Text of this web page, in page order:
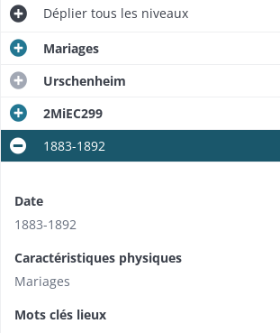
Déplier tous les niveaux
Mariages
Urschenheim
2MiEC299
1883-1892
Date
1883-1892
Caractéristiques physiques
Mariages
Mots clés lieux